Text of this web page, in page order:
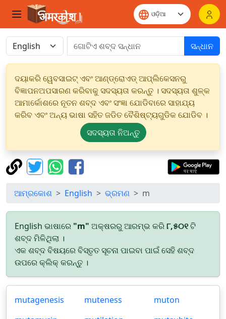
ସନ୍ଧାନ
ଦୟାକରି ୱେବସାଇଟ୍ ଏବଂ ଆଣ୍ଡ୍ରୋଏଡ୍ ଆପ୍ଲିକେସନରୁ
ବିଜ୍ଞାପନଅପସାରଣ କରିବାକୁ ସଦସ୍ୟତା କରନ୍ତୁ । ସଦସ୍ୟତା ଶୁଳ୍କ
ଆମାର୍କୋଶରେ ନୂତନ ଶବ୍ଦ ଏବଂ ସଂଜ୍ଞା ଯୋଡିବାରେ ସାହାଯ୍ୟ
କରିବ ଏବଂ ଅନ୍ୟ ଭାଷା ସହିତ ଜଡିତ ବୈଶିଷ୍ଟ୍ୟଗୁଡିକ ଯୋଡିବ ।
ସଦସ୍ୟତା ନିଅନ୍ତୁ
ଆମ୍ରକୋଶ English ଭ୍ରମଣ m
English ଭାଷାରେ "m" ଅକ୍ଷରରୁ ଆରମ୍ଭ କରି୮,୫୦୧ଟି
ଶବ୍ଦ ମିଳିଥିଲା ।
ଏକ ଶବ୍ଦ ବିଷୟରେ ବିସ୍ତୃତ ସୂଚନା ପାଇବା ପାଇଁ ସେହି ଶବ୍ଦ
ଉପରେ କ୍ଲିକ୍ କରନ୍ତୁ ।
mutagenesis
muteness
muton